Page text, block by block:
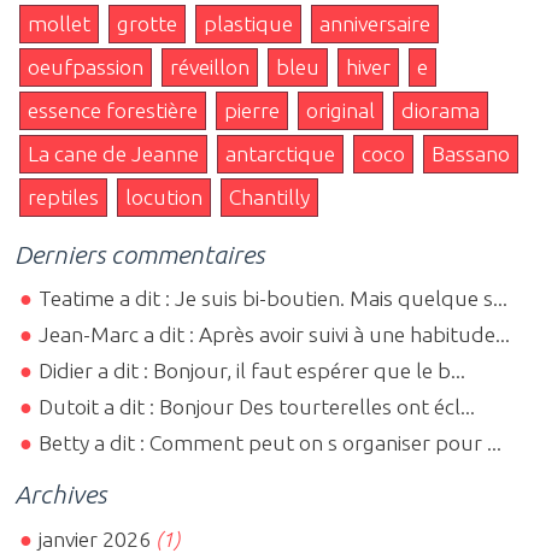
mollet grotte plastique
anniversaire
oeufpassion
réveillon bleu hiver
e
essence forestière
pierre original
diorama
La cane de Jeanne
antarctique coco
Bassano
reptiles
locution Chantilly
Derniers commentaires
Teatime a dit : Je suis bi-boutien. Mais quelque s...
Jean-Marc a dit : Après avoir suivi à une habitude...
Didier a dit : Bonjour, il faut espérer que le b...
Dutoit a dit : Bonjour Des tourterelles ont écl...
Betty a dit : Comment peut on s organiser pour ...
Archives
janvier 2026 (1)